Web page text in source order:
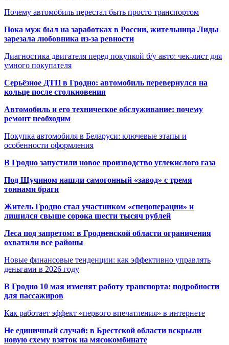
Почему автомобиль перестал быть просто транспортом
Пока муж был на заработках в России, жительница Лиды
зарезала любовника из-за ревности
Диагностика двигателя перед покупкой б/у авто: чек-лист для
умного покупателя
Серьёзное ДТП в Гродно: автомобиль перевернулся на
кольце после столкновения
Автомобиль и его техническое обслуживание: почему
ремонт необходим
Покупка автомобиля в Беларуси: ключевые этапы и
особенности оформления
В Гродно запустили новое производство углекислого газа
Под Щучином нашли самогонный «завод» с тремя
тоннами браги
Житель Гродно стал участником «спецоперации» и
лишился свыше сорока шести тысяч рублей
Леса под запретом: в Гродненской области ограничения
охватили все районы
Новые финансовые тенденции: как эффективно управлять
деньгами в 2026 году
В Гродно 10 мая изменят работу транспорта: подробности
для пассажиров
Как работает эффект «первого впечатления» в интернете
Не единичный случай: в Брестской области вскрыли
новую схему взяток на мясокомбинате